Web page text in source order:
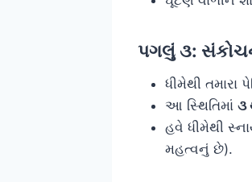
પગલું ૩:
ધીમેથી
આ સ્થિતિમાં ૩
હવે ધીમેથી
મહત્વનું છે).